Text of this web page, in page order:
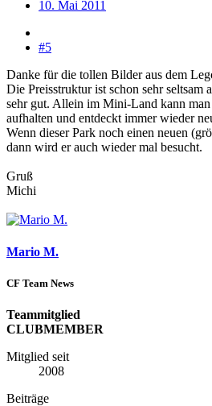
10. Mai 2011
#5
Danke für die tollen Bilder aus dem
Die Preisstruktur ist schon sehr seltsam
sehr gut. Allein im Mini-Land kann man
aufhalten und entdeckt immer wieder
Wenn dieser Park noch einen neuen
dann wird er auch wieder mal besucht.
Gruß
Michi
Mario M.
CF Team News
Teammitglied
CLUBMEMBER
Mitglied seit
2008
Beiträge